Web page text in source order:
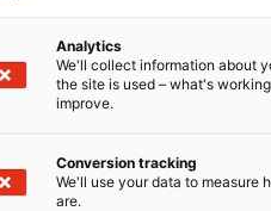
Analytics
We'll collect information about
the site is used – what's
improve.
Conversion tracking
We'll use your data to measure
are.